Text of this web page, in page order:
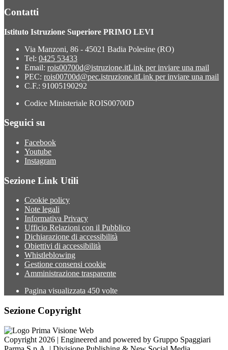
Contatti
Istituto Istruzione Superiore PRIMO LEVI
Via Manzoni, 86 - 45021 Badia Polesine (RO)
Tel: 0425 53433
Email: rois00700d@istruzione.itLink per inviare una mail
PEC: rois00700d@pec.istruzione.itLink per inviare una mail
C.F.: 91005190292
Codice Ministeriale ROIS00700D
Seguici su
Facebook
Youtube
Instagram
Sezione Link Utili
Cookie policy
Note legali
Informativa Privacy
Ufficio Relazioni con il Pubblico
Dichiarazione di accessibilità
Obiettivi di accessibilità
Whistleblowing
Gestione consensi cookie
Amministrazione trasparente
Pagina visualizzata 450 volte
Sezione Copyright
Copyright 2026 | Engineered and powered by Gruppo Spaggiari